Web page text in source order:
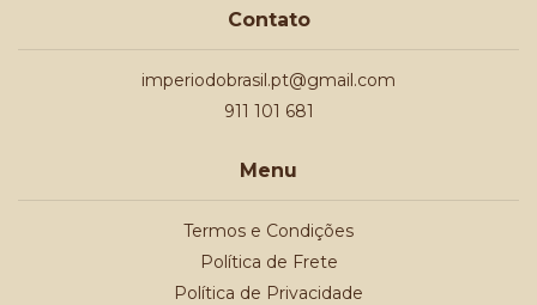
Contato
imperiodobrasil.pt@gmail.com
911 101 681
Menu
Termos e Condições
Política de Frete
Política de Privacidade